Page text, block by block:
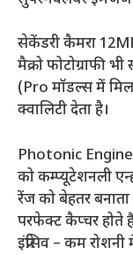
सेकेंडरी कैमरा
मैक्रो फोटोग्राफी
(Pro मॉडल्स में
क्वालिटी देता है।
Photonic
को कम्प्यूटेशनली
रेंज को बेहतर
परफेक्ट कैप्चर
इंप्रेसिव – कम